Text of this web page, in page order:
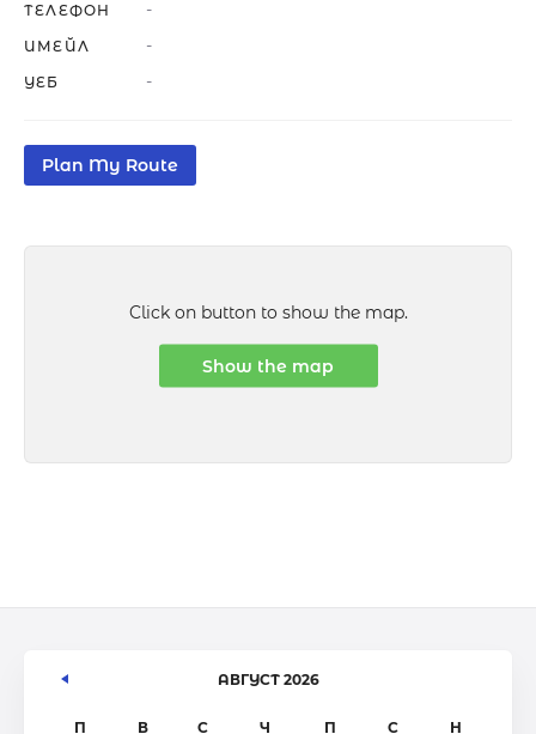
ТЕЛЕФОН -
ИМЕЙЛ -
УЕБ -
Plan My Route
Click on button to show the map.
Show the map
АВГУСТ 2026
П В С Ч П С Н